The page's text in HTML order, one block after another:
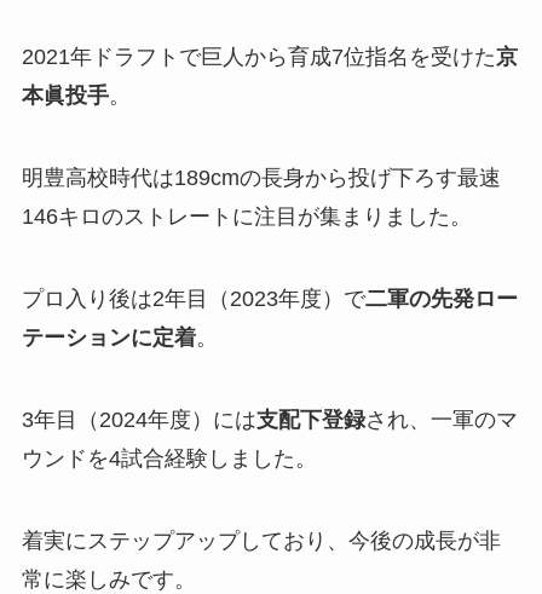
2021年ドラフトで巨人から育成7位指名を受けた京
本眞投手。
明豊高校時代は189cmの長身から投げ下ろす最速
146キロのストレートに注目が集まりました。
プロ入り後は2年目（2023年度）で二軍の先発ロー
テーションに定着。
3年目（2024年度）には支配下登録され、一軍のマ
ウンドを4試合経験しました。
着実にステップアップしており、今後の成長が非
常に楽しみです。